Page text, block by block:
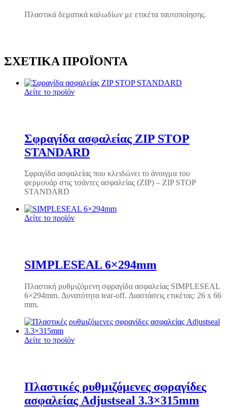
Πλαστικά δεματικά καλωδίων με ετικέτα ταυτοποίησης.
ΣΧΕΤΙΚΆ ΠΡΟΪΌΝΤΑ
Δείτε το προϊόν
Σφραγίδα ασφαλείας ZIP STOP
STANDARD
Σφραγίδα ασφαλείας που κλειδώνει το άνοιγμα του
φερμουάρ στις τσάντες ασφαλείας (ZIP) – ZIP STOP
STANDARD
Δείτε το προϊόν
SIMPLESEAL 6×294mm
Πλαστική ρυθμιζόμενη σφραγίδα ασφαλείας SIMPLESEAL
6×294mm. Δυνατότητα tear-off. Διαστάσεις ετικέτας: 26 x 66
mm.
Δείτε το προϊόν
Πλαστικές ρυθμιζόμενες σφραγίδες
ασφαλείας Adjustseal 3.3×315mm